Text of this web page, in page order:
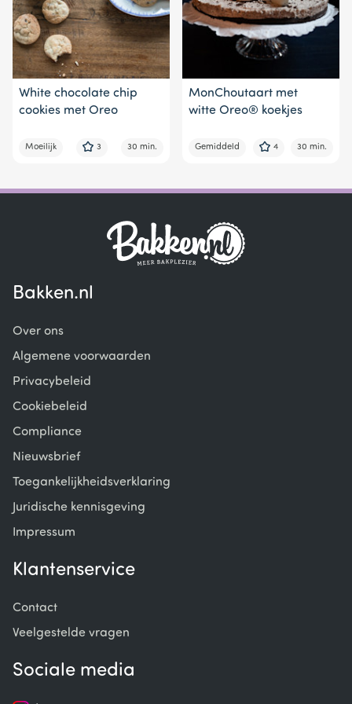
White chocolate chip
cookies met Oreo
Moeilijk 3 30 min.
MonChoutaart met
witte Oreo® koekjes
Gemiddeld 4 30 min.
Bakken.nl
Over ons
Algemene voorwaarden
Privacybeleid
Cookiebeleid
Compliance
Nieuwsbrief
Toegankelijkheidsverklaring
Juridische kennisgeving
Impressum
Klantenservice
Contact
Veelgestelde vragen
Sociale media